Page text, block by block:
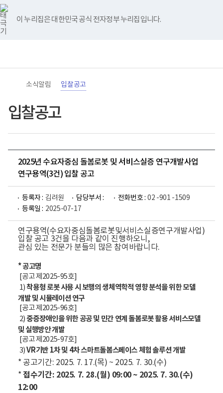
바
로
가
기
메
이 누리집은 대한민국 공식 전자정부 누리집입니다.
너
비
767px
이
하
영
검
메
홈
소식알림 입찰공고
입찰공고
2025년 수요자중심 돌봄로봇 및 서비스실증 연구개발사업
연구용역(3건) 입찰 공고
등록자 : 김려원 담당부서 : 전화번호 : 02 -901 -1509
등록일 : 2025-07-17
연구용역(수요자중심돌봄로봇및서비스실증연구개발사업 )
입찰 공고 3건을 다음과 같이 진행하오니,
관심 있는 전문가 분들의 많은 참여바랍니다.
* 공고명
[공고 제2025-95호]
1)착용형 로봇 사용 시 보행의 생체역학적 영향 분석을 위한 모델
개발 및 시뮬레이션 연구
[공고 제2025-96호]
2)중증장애인을 위한 공공 및 민간 연계 돌봄로봇 활용 서비스모델
및 실행방안 개발
[공고 제2025-97호]
3)VR기반 1차 및 4차 스마트돌봄스페이스 체험 솔루션 개발
* 공고기간: 2025. 7. 17.(목) ~ 2025. 7. 30.(수)
*접수기간: 2025. 7. 28.(월) 09:00 ~ 2025. 7. 30.(수)
12:00
유
튜
브
블
로
그
인
스
타
그
램
페
이
스
북